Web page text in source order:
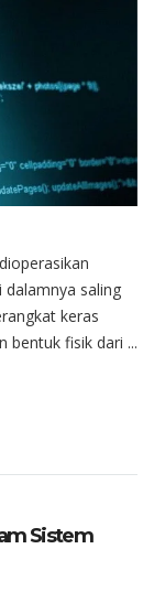
dalamnya saling
keras
bentuk fisik dari ...
Sistem